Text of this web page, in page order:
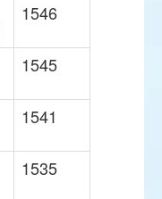
1546
1545
1541
1535